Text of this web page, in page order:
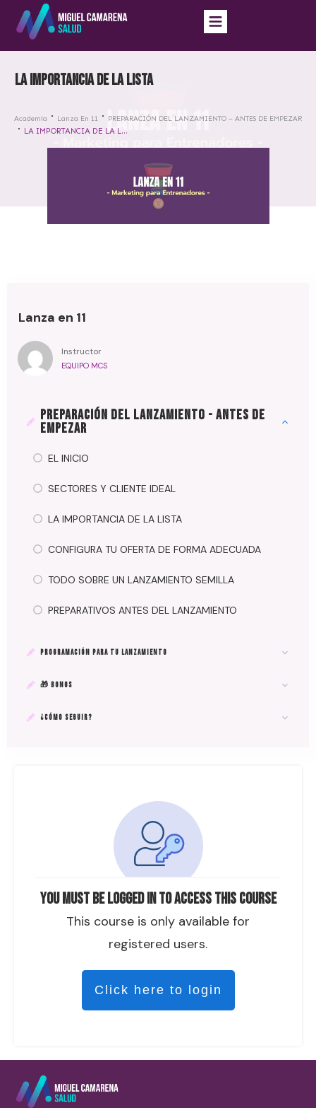
LA IMPORTANCIA DE LA LISTA
Academia Lanza En 11 PREPARACIÓN DEL LANZAMIENTO – ANTES DE EMPEZAR
LA IMPORTANCIA DE LA LISTA
You must be logged in to access this course
This course is only available for
registered users.
Click here to login
Lanza en 11
Instructor
EQUIPO MCS
PREPARACIÓN DEL LANZAMIENTO - ANTES DE
EMPEZAR
EL INICIO
SECTORES Y CLIENTE IDEAL
LA IMPORTANCIA DE LA LISTA
CONFIGURA TU OFERTA DE FORMA ADECUADA
TODO SOBRE UN LANZAMIENTO SEMILLA
PREPARATIVOS ANTES DEL LANZAMIENTO
PROGRAMACIÓN PARA TU LANZAMIENTO
🎁 BONOS
¿CÓMO SEGUIR?